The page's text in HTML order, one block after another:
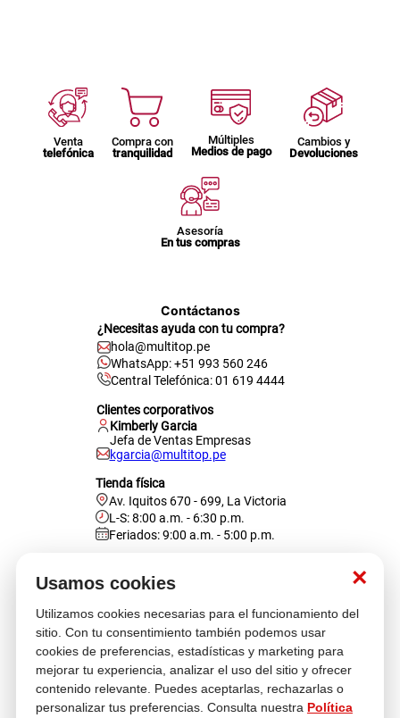
×
Usamos cookies
Utilizamos cookies necesarias para el funcionamiento del
sitio. Con tu consentimiento también podemos usar
cookies de preferencias, estadísticas y marketing para
mejorar tu experiencia, analizar el uso del sitio y ofrecer
contenido relevante. Puedes aceptarlas, rechazarlas o
personalizar tus preferencias. Consulta nuestra Política
Venta
telefónica
Compra con
tranquilidad
Múltiples
Medios de pago
Cambios y
Devoluciones
Asesoría
En tus compras
Contáctanos
¿Necesitas ayuda con tu compra?
hola@multitop.pe
WhatsApp: +51 993 560 246
Central Telefónica: 01 619 4444
Clientes corporativos
Kimberly Garcia
Jefa de Ventas Empresas
kgarcia@multitop.pe
Tienda física
Av. Iquitos 670 - 699, La Victoria
L-S: 8:00 a.m. - 6:30 p.m.
Feriados: 9:00 a.m. - 5:00 p.m.
Atención al cliente
Descubre más